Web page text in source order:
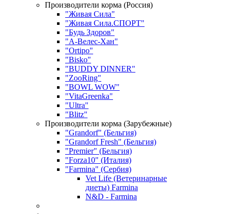
Производители корма (Россия)
"Живая Сила"
"Живая Сила.СПОРТ"
"Будь Здоров"
"А-Велес-Хан"
"Ortipo"
"Bisko"
"BUDDY DINNER"
"ZooRing"
"BOWL WOW"
"VitaGreenka"
"Ultra"
"Blitz"
Производители корма (Зарубежные)
"Grandorf" (Бельгия)
"Grandorf Fresh" (Бельгия)
"Premier" (Бельгия)
"Forza10" (Италия)
"Farmina" (Сербия)
Vet Life (Ветеринарные
диеты) Farmina
N&D - Farmina